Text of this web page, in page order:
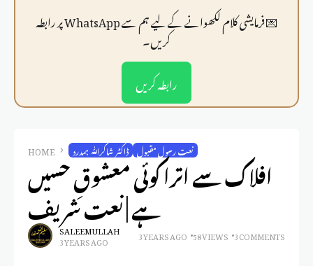
💌 فرمايشی کلام لکھوانے کے لیے ہم سے WhatsApp پر رابطہ
کریں۔
رابطہ کریں
HOME ڈاکٹر شاکراللّٰہ ہمدرد نعت رسول مقبول
افلاک سے اترا کوئی معشوقِ حسیں
ہے | نعت شریف
SALEEM ULLAH
3 YEARS AGO 3 YEARS AGO 58 VIEWS 3 COMMENTS